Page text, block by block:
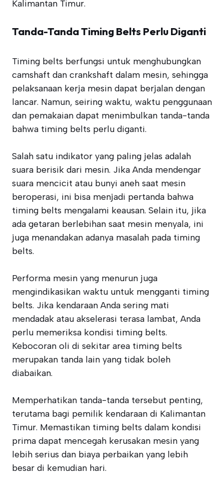
Kalimantan Timur.
Tanda-Tanda Timing Belts Perlu Diganti
Timing belts berfungsi untuk menghubungkan
camshaft dan crankshaft dalam mesin, sehingga
pelaksanaan kerja mesin dapat berjalan dengan
lancar. Namun, seiring waktu, waktu penggunaan
dan pemakaian dapat menimbulkan tanda-tanda
bahwa timing belts perlu diganti.
Salah satu indikator yang paling jelas adalah
suara berisik dari mesin. Jika Anda mendengar
suara mencicit atau bunyi aneh saat mesin
beroperasi, ini bisa menjadi pertanda bahwa
timing belts mengalami keausan. Selain itu, jika
ada getaran berlebihan saat mesin menyala, ini
juga menandakan adanya masalah pada timing
belts.
Performa mesin yang menurun juga
mengindikasikan waktu untuk mengganti timing
belts. Jika kendaraan Anda sering mati
mendadak atau akselerasi terasa lambat, Anda
perlu memeriksa kondisi timing belts.
Kebocoran oli di sekitar area timing belts
merupakan tanda lain yang tidak boleh
diabaikan.
Memperhatikan tanda-tanda tersebut penting,
terutama bagi pemilik kendaraan di Kalimantan
Timur. Memastikan timing belts dalam kondisi
prima dapat mencegah kerusakan mesin yang
lebih serius dan biaya perbaikan yang lebih
besar di kemudian hari.